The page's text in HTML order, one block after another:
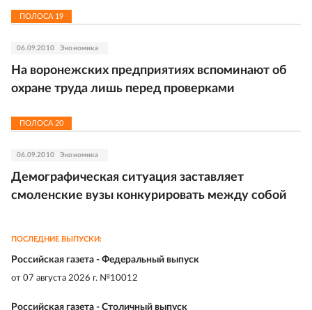
ПОЛОСА 19
06.09.2010 Экономика
На воронежских предприятиях вспоминают об
охране труда лишь перед проверками
ПОЛОСА 20
06.09.2010 Экономика
Демографическая ситуация заставляет
смоленские вузы конкурировать между собой
ПОСЛЕДНИЕ ВЫПУСКИ:
Российская газета - Федеральный выпуск
от 07 августа 2026 г. №10012
Российская газета - Столичный выпуск